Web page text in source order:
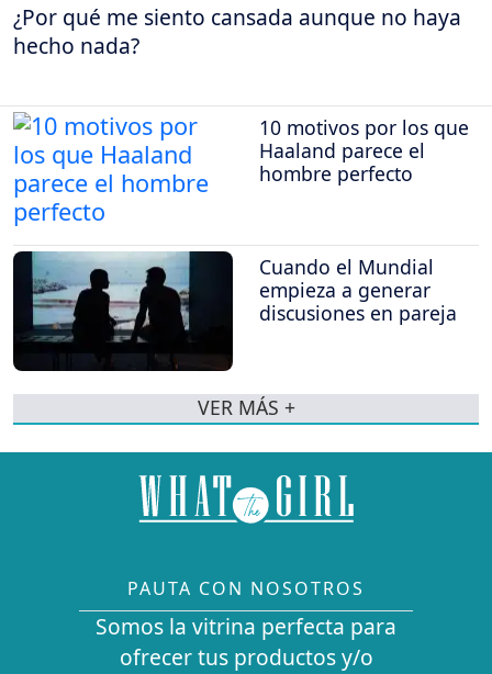
¿Por qué me siento cansada aunque no haya
hecho nada?
10 motivos por los que
Haaland parece el
hombre perfecto
Cuando el Mundial
empieza a generar
discusiones en pareja
VER MÁS +
PAUTA CON NOSOTROS
Somos la vitrina perfecta para
ofrecer tus productos y/o